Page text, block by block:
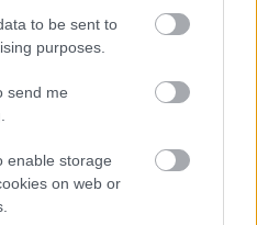
to be sent to
purposes.
send me
enable storage
on web or
Ανθεκτικές ψείρες
εξαπλώνονται σε
μικρούς και μεγάλους
Ψείρες: Πώς θα
αντιμετωπίσω τον